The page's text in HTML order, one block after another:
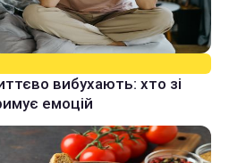
вибухають: хто зі
емоцій